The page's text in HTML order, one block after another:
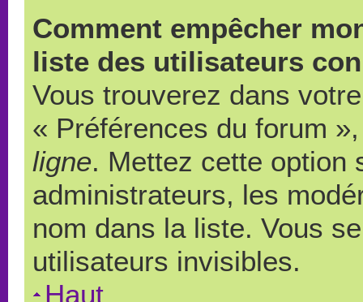
Comment empêcher
liste des utilisateurs
Vous trouverez dans
« Préférences du forum
ligne. Mettez cette option
administrateurs, les
nom dans la liste. Vous
utilisateurs invisibles.
Haut